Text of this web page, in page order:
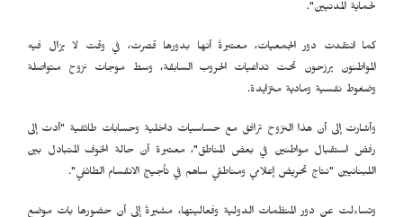
لحماية المدنيين".
كما انتقدت دور الجمعيات، معتبرةً أنها بدورها قصرت، في وقت لا يزال فيه
المواطنون يرزحون تحت تداعيات الحروب السابقة، وسط موجات نزوح متواصلة
وضغوط نفسية ومادية متزايدة.
وأشارت إلى أن هذا النزوح ترافق مع حساسيات داخلية وحسابات طائفية "أدت إلى
رفض استقبال مواطنين في بعض المناطق"، معتبرة أن حالة الخوف المتبادل بين
اللبنانيين "نتاج تحريض إعلامي ومناطقي ساهم في تأجيج الانقسام الطائفي".
وتساءلت عن دور المنظمات الدولية وفعاليتها، مشيرةً إلى أن حضورها بات موضع